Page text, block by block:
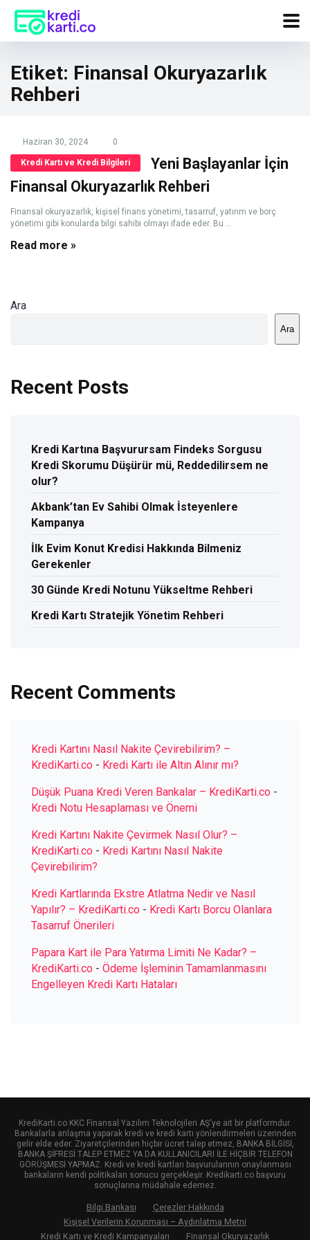
Etiket: Finansal Okuryazarlık
Rehberi
Haziran 30, 2024 0
Kredi Kartı ve Kredi Bilgileri
Yeni Başlayanlar İçin
Finansal Okuryazarlık Rehberi
Finansal okuryazarlık, kişisel finans yönetimi, tasarruf, yatırım ve borç
yönetimi gibi konularda bilgi sahibi olmayı ifade eder. Bu ...
Read more »
Ara
Ara
Recent Posts
Kredi Kartına Başvurursam Findeks Sorgusu
Kredi Skorumu Düşürür mü, Reddedilirsem ne
olur?
Akbank’tan Ev Sahibi Olmak İsteyenlere
Kampanya
İlk Evim Konut Kredisi Hakkında Bilmeniz
Gerekenler
30 Günde Kredi Notunu Yükseltme Rehberi
Kredi Kartı Stratejik Yönetim Rehberi
Recent Comments
Kredi Kartını Nasıl Nakite Çevirebilirim? –
KrediKarti.co - Kredi Kartı ile Altın Alınır mı?
Düşük Puana Kredi Veren Bankalar – KrediKarti.co -
Kredi Notu Hesaplaması ve Önemi
Kredi Kartını Nakite Çevirmek Nasıl Olur? –
KrediKarti.co - Kredi Kartını Nasıl Nakite
Çevirebilirim?
Kredi Kartlarında Ekstre Atlatma Nedir ve Nasıl
Yapılır? – KrediKarti.co - Kredi Kartı Borcu Olanlara
Tasarruf Önerileri
Papara Kart ile Para Yatırma Limiti Ne Kadar? –
KrediKarti.co - Ödeme İşleminin Tamamlanmasını
Engelleyen Kredi Kartı Hataları
KrediKarti.co KKC Finansal Yazılım Teknolojileri AŞ'ye ait bir platformdur.
Bankalarla anlaşma yaparak kredi ve kredi kartı yönlendirmeleri üzerinden
gelir elde eder. Ziyaretçilerinden hiçbir ücret talep etmez, BANKA BİLGİSİ,
BANKA ŞİFRESİ TALEP ETMEZ YA DA KULLANICILARI İLE HİÇBİR TELEFON
GÖRÜŞMESİ YAPMAZ. Kredi ve kredi kartları başvurularının onaylanması
bankaların kendi politikaları sonucu gerçekleşir. Kredikarti.co başvuru
sonuçlarına müdahale edemez.
Bilgi Bankası
Çerezler Hakkında
Kişisel Verilerin Korunması – Aydınlatma Metni
Kredi Kartı ve Kredi Kampanyaları
Finansal Okuryazarlık